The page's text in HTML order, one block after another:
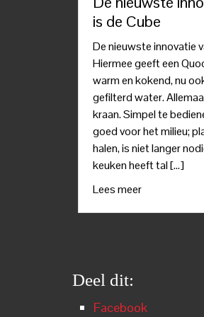
is de Cube
De nieuwste innovatie
Hiermee geeft een
warm en kokend, nu
gefilterd water.
kraan. Simpel te
goed voor het milieu;
halen, is niet langer
keuken heeft tal […]
Lees meer
Deel dit:
Facebook